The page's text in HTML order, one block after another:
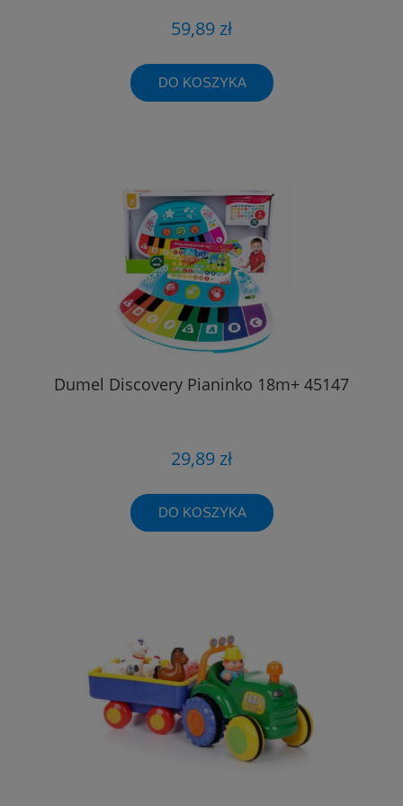
59,89 zł
DO KOSZYKA
Dumel Discovery Pianinko 18m+ 45147
29,89 zł
DO KOSZYKA